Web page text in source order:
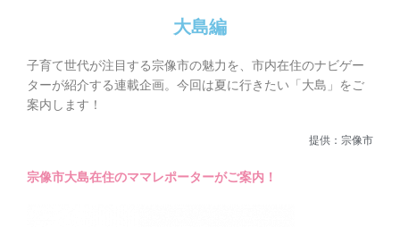
大島編
子育て世代が注目する宗像市の魅力を、市内在住のナビゲー
ターが紹介する連載企画。今回は夏に行きたい「大島」をご
案内します！
提供：宗像市
宗像市大島在住のママレポーターがご案内！